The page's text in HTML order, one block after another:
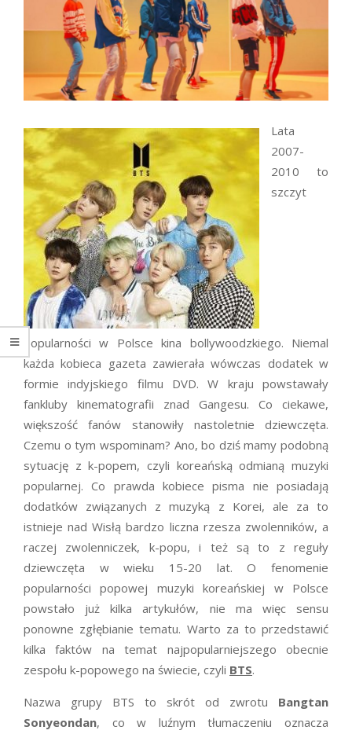
Lata
2007-
2010 to
szczyt
popularności w Polsce kina bollywoodzkiego. Niemal
każda kobieca gazeta zawierała wówczas dodatek w
formie indyjskiego filmu DVD. W kraju powstawały
fankluby kinematografii znad Gangesu. Co ciekawe,
większość fanów stanowiły nastoletnie dziewczęta.
Czemu o tym wspominam? Ano, bo dziś mamy podobną
sytuację z k-popem, czyli koreańską odmianą muzyki
popularnej. Co prawda kobiece pisma nie posiadają
dodatków związanych z muzyką z Korei, ale za to
istnieje nad Wisłą bardzo liczna rzesza zwolenników, a
raczej zwolenniczek, k-popu, i też są to z reguły
dziewczęta w wieku 15-20 lat. O fenomenie
popularności popowej muzyki koreańskiej w Polsce
powstało już kilka artykułów, nie ma więc sensu
ponowne zgłębianie tematu. Warto za to przedstawić
kilka faktów na temat najpopularniejszego obecnie
zespołu k-popowego na świecie, czyli BTS.
Nazwa grupy BTS to skrót od zwrotu Bangtan
Sonyeondan, co w luźnym tłumaczeniu oznacza